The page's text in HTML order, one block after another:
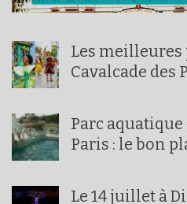
Les meilleures
Cavalcade des
Parc
Paris : le bon
Le 14 juillet à